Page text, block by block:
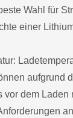
Wahl für
einer
aufgrund
dem Laden